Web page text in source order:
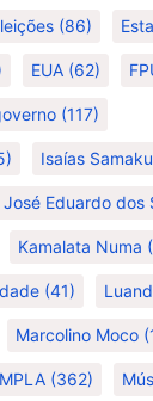
(86)
EUA (62)
(117)
Isaías
José Eduardo dos
Kamalata Numa
(41)
Marcolino Moco
MPLA (362)